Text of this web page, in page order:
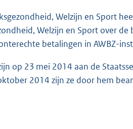
t
e
:
1
K
Welzijn en Sport
Welzijn en Sport over
betalingen in AWBZ-
op 23 mei 2014 aan de
2014 zijn ze door hem